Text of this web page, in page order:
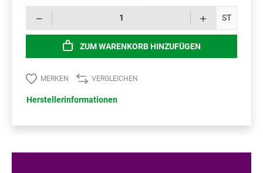
ST
ZUM WARENKORB HINZUFÜGEN
MERKEN VERGLEICHEN
Herstellerinformationen